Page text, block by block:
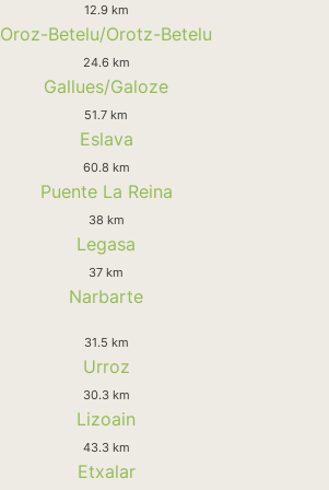
12.9 km
Oroz-Betelu/Orotz-Betelu
24.6 km
Gallues/Galoze
51.7 km
Eslava
60.8 km
Puente La Reina
38 km
Legasa
37 km
Narbarte
31.5 km
Urroz
30.3 km
Lizoain
43.3 km
Etxalar